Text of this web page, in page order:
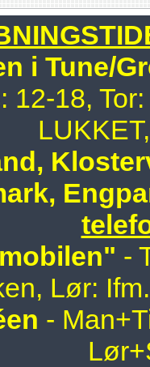
i Tune/
12-18,
-
Lør:
-